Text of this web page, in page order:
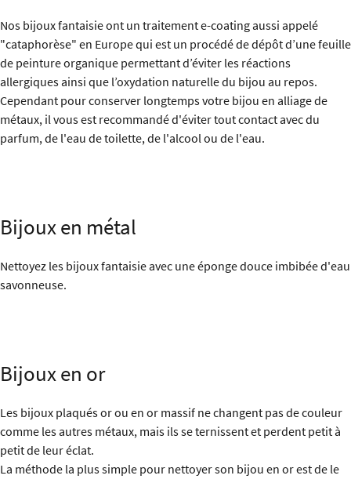
Nos bijoux fantaisie ont un traitement e-coating aussi appelé
"cataphorèse" en Europe qui est un procédé de dépôt d’une feuille
de peinture organique permettant d’éviter les réactions
allergiques ainsi que l’oxydation naturelle du bijou au repos.
Cependant pour conserver longtemps votre bijou en alliage de
métaux, il vous est recommandé d'éviter tout contact avec du
parfum, de l'eau de toilette, de l'alcool ou de l'eau.
Bijoux en métal
Nettoyez les bijoux fantaisie avec une éponge douce imbibée d'eau
savonneuse.
Bijoux en or
Les bijoux plaqués or ou en or massif ne changent pas de couleur
comme les autres métaux, mais ils se ternissent et perdent petit à
petit de leur éclat.
La méthode la plus simple pour nettoyer son bijou en or est de le